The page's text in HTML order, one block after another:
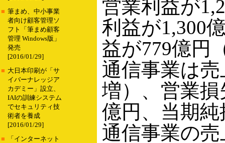
■ 筆まめ、中小事業
者向け顧客管理ソ
フト「筆まめ顧客
管理 Windows版」
発売
[2016/01/29]
■ 大日本印刷が「サ
イバーナレッジア
カデミー」設立、
IAIの訓練システム
でセキュリティ技
術者を養成
[2016/01/29]
■
「インターネット
営業利益が
利益が1,300
益が779億円
通信事業は売
増）、営業
億円、当期
通信事業の